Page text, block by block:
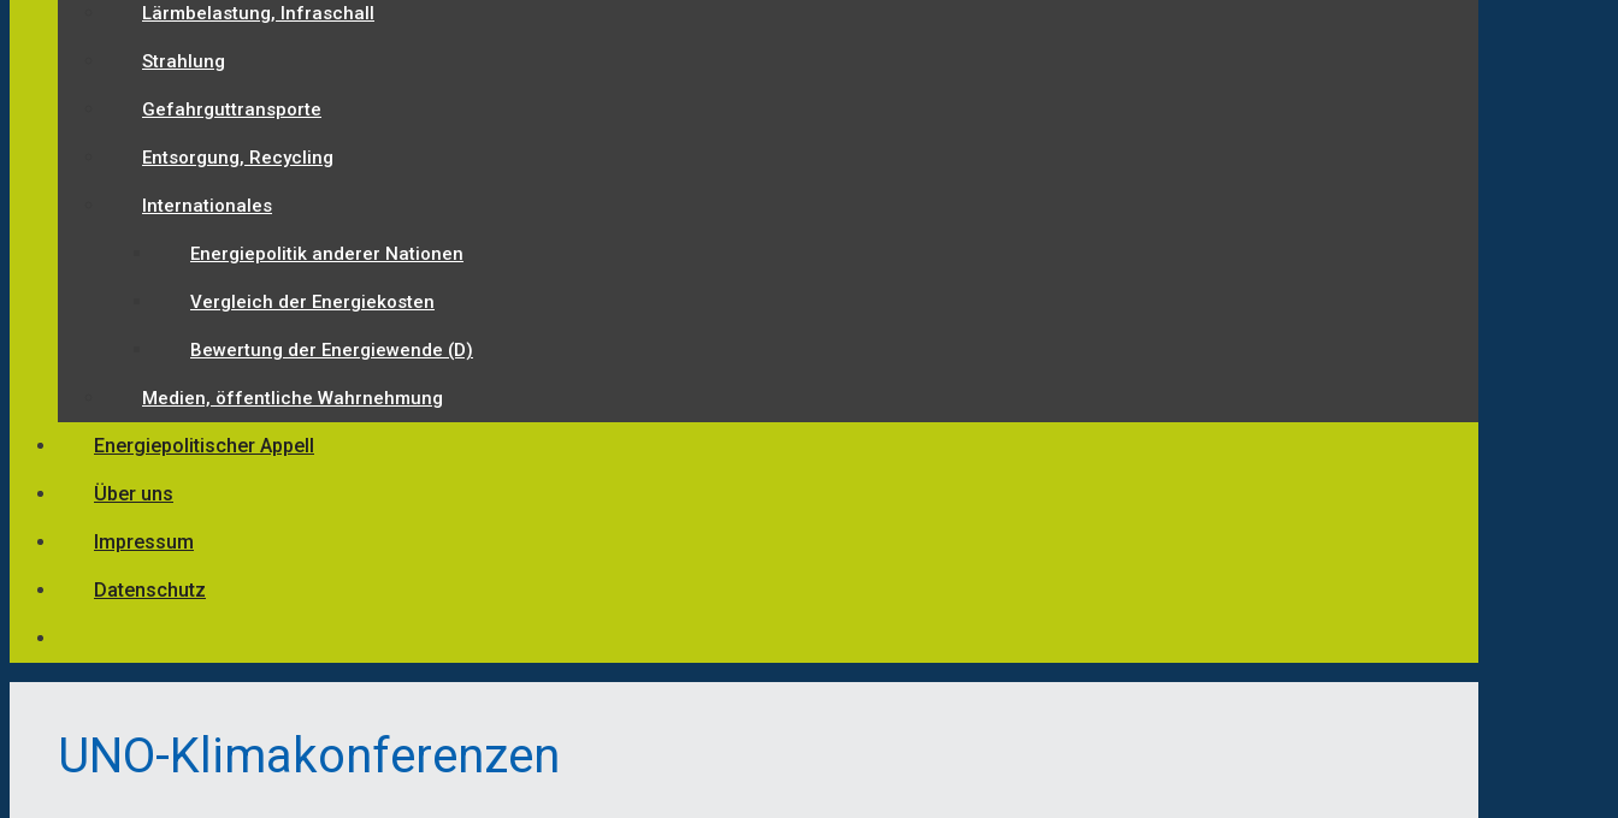
Lärmbelastung, Infraschall
Strahlung
Gefahrguttransporte
Entsorgung, Recycling
Internationales
Energiepolitik anderer Nationen
Vergleich der Energiekosten
Bewertung der Energiewende (D)
Medien, öffentliche Wahrnehmung
Energiepolitischer Appell
Über uns
Impressum
Datenschutz
UNO-Klimakonferenzen